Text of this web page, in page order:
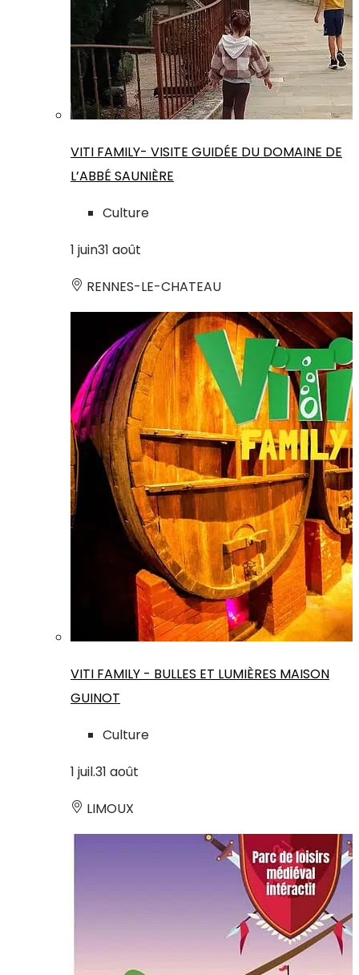
VITI FAMILY- VISITE GUIDÉE DU DOMAINE DE
L’ABBÉ SAUNIÈRE
Culture
1 juin31 août
RENNES-LE-CHATEAU
VITI FAMILY - BULLES ET LUMIÈRES MAISON
GUINOT
Culture
1 juil.31 août
LIMOUX